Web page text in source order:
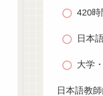
420時
日本
大学
日本語教